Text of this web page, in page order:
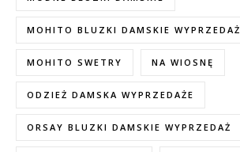
MOHITO BLUZKI DAMSKIE WYPRZEDAŻ
MOHITO SWETRY NA WIOSNĘ
ODZIEŻ DAMSKA WYPRZEDAŻE
ORSAY BLUZKI DAMSKIE WYPRZEDAŻ